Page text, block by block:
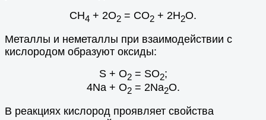
СН4 + 2О2 = СО2 + 2Н2О.
Металлы и неметаллы при взаимодействии с
кислородом образуют оксиды:
S + O2= SO2;
4Na + O2= 2Na2O.
В реакциях кислород проявляет свойства